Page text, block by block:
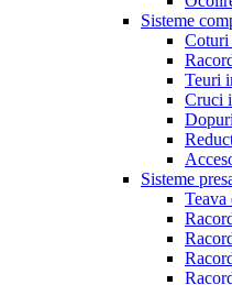
Sisteme
Coturi
Teuri
Cruci
Sisteme